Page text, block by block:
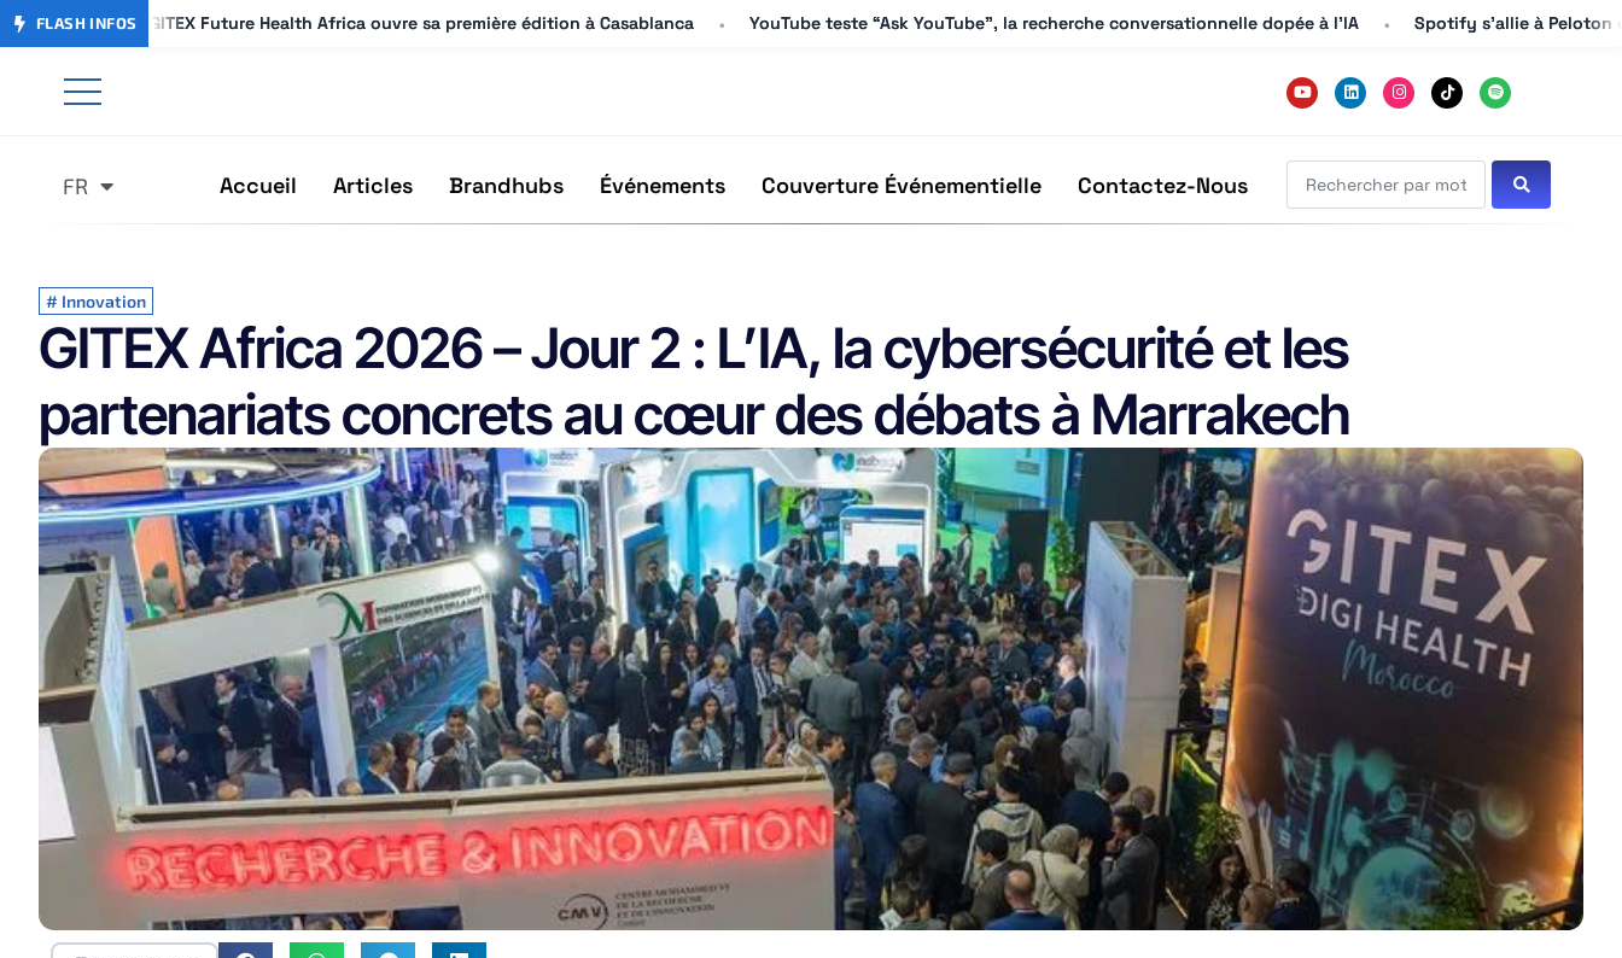
FLASH INFOS GITEX Future Health Africa ouvre sa première édition à Casablanca YouTube teste “Ask YouTube”, la recherche conversationnelle dopée à l’IA Spotify s’allie à Peloton
GITEX Future Health Africa ouvre sa première édition à Casablanca YouTube teste “Ask YouTube”, la recherche conversationnelle dopée à l’IA Spotify s’allie à Peloton
FR
AR Accueil Articles Brandhubs Événements Couverture Événementielle Contactez-Nous
# Innovation
GITEX Africa 2026 – Jour 2 : L’IA, la cybersécurité et les
partenariats concrets au cœur des débats à Marrakech